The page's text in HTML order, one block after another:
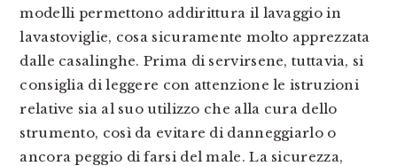
modelli permettono addirittura il lavaggio in
lavastoviglie, cosa sicuramente molto apprezzata
dalle casalinghe. Prima di servirsene, tuttavia, si
consiglia di leggere con attenzione le istruzioni
relative sia al suo utilizzo che alla cura dello
strumento, così da evitare di danneggiarlo o
ancora peggio di farsi del male. La sicurezza,